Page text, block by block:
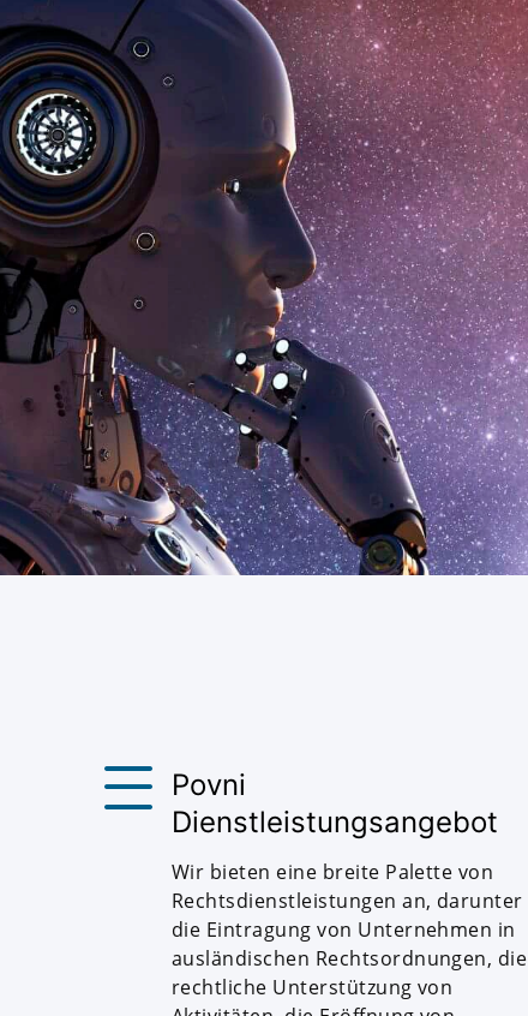
Povni
Dienstleistungsangebot
Wir bieten eine breite Palette von
Rechtsdienstleistungen an, darunter
die Eintragung von Unternehmen in
ausländischen Rechtsordnungen, die
rechtliche Unterstützung von